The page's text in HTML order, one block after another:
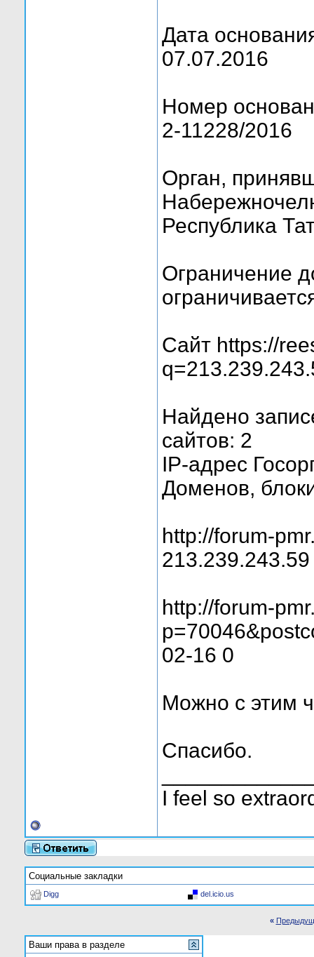
Дата
07.07.2016
Номер
2-11228/2016
Орган,
Республика
Ограничение
Сайт https://
Найдено
сайтов: 2
IP-адрес
Доменов,
http://forum-
http://forum-
02-16 0
Можно с этим
Спасибо.
I feel so
Социальные закладки
Digg del.icio.us
«
Ваши права в разделе